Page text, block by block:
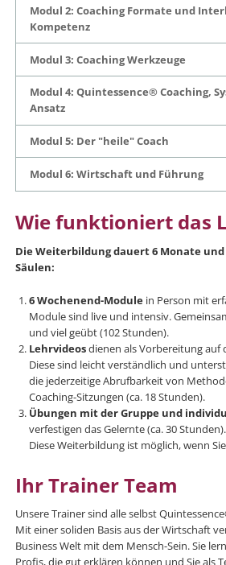
Modul 2: Coaching Formate und
Kompetenz
Modul 3: Coaching Werkzeuge
Modul 4: Quintessence® Coaching,
Ansatz
Modul 5: Der "heile" Coach
Modul 6: Wirtschaft und Führung
Wie funktioniert das
Die Weiterbildung dauert 6 Monate
Säulen:
6 Wochenend-Modulein Person mit
Module sind live und intensiv.
und viel geübt (102 Stunden).
Lehrvideosdienen als Vorbereitung auf
Diese sind leicht verständlich und
die jederzeitige Abrufbarkeit von
Coaching-Sitzungen (ca. 18 Stunden).
Übungen mit der Gruppe und
verfestigen das Gelernte (ca. 30 Stunden).
Diese Weiterbildung ist möglich, wenn
Ihr Trainer Team
Unsere Trainer sind alle selbst
Mit einer soliden Basis aus der Wirtschaft
Business Welt mit dem Mensch-Sein. Sie
Profis, die gut erklären können und Sie als